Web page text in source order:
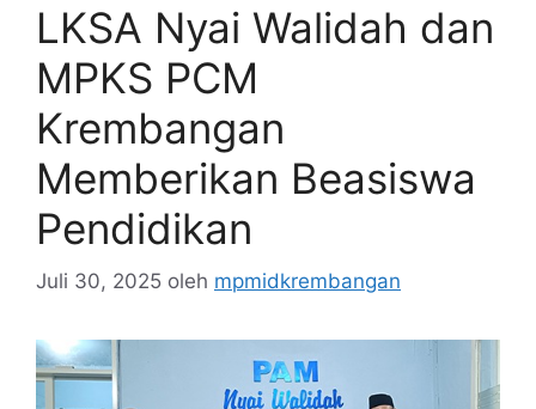
LKSA Nyai Walidah dan
MPKS PCM
Krembangan
Memberikan Beasiswa
Pendidikan
Juli 30, 2025 oleh mpmidkrembangan